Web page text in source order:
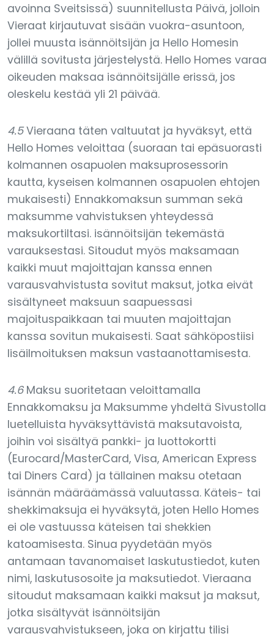
avoinna Sveitsissä) suunnitellusta Päivä, jolloin
Vieraat kirjautuvat sisään vuokra-asuntoon,
jollei muusta isännöitsijän ja Hello Homesin
välillä sovitusta järjestelystä. Hello Homes varaa
oikeuden maksaa isännöitsijälle erissä, jos
oleskelu kestää yli 21 päivää.
4.5Vieraana täten valtuutat ja hyväksyt, että
Hello Homes veloittaa (suoraan tai epäsuorasti
kolmannen osapuolen maksuprosessorin
kautta, kyseisen kolmannen osapuolen ehtojen
mukaisesti) Ennakkomaksun summan sekä
maksumme vahvistuksen yhteydessä
maksukortiltasi. isännöitsijän tekemästä
varauksestasi. Sitoudut myös maksamaan
kaikki muut majoittajan kanssa ennen
varausvahvistusta sovitut maksut, jotka eivät
sisältyneet maksuun saapuessasi
majoituspaikkaan tai muuten majoittajan
kanssa sovitun mukaisesti. Saat sähköpostiisi
lisäilmoituksen maksun vastaanottamisesta.
4.6Maksu suoritetaan veloittamalla
Ennakkomaksu ja Maksumme yhdeltä Sivustolla
luetelluista hyväksyttävistä maksutavoista,
joihin voi sisältyä pankki- ja luottokortti
(Eurocard/MasterCard, Visa, American Express
tai Diners Card) ja tällainen maksu otetaan
isännän määräämässä valuutassa. Käteis- tai
shekkimaksuja ei hyväksytä, joten Hello Homes
ei ole vastuussa käteisen tai shekkien
katoamisesta. Sinua pyydetään myös
antamaan tavanomaiset laskutustiedot, kuten
nimi, laskutusosoite ja maksutiedot. Vieraana
sitoudut maksamaan kaikki maksut ja maksut,
jotka sisältyvät isännöitsijän
varausvahvistukseen, joka on kirjattu tilisi